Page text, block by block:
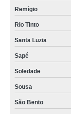
advogado coworking
onde tem advogado
coworking
locação de coworking
coworking
advogado coworking
locação de coworking
Remígio
Rio Tinto
Santa Luzia
Sapé
Soledade
Sousa
São Bento